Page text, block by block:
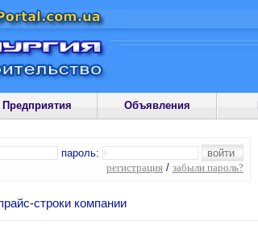
Предприятия Объявления
пароль:
регистрация / забыли пароль?
строки компании